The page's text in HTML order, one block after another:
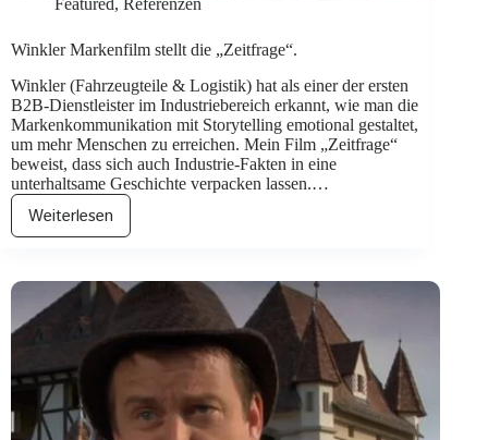
Featured, Referenzen
Winkler Markenfilm stellt die „Zeitfrage“.
Winkler (Fahrzeugteile & Logistik) hat als einer der ersten
B2B-Dienstleister im Industriebereich erkannt, wie man die
Markenkommunikation mit Storytelling emotional gestaltet,
um mehr Menschen zu erreichen. Mein Film „Zeitfrage“
beweist, dass sich auch Industrie-Fakten in eine
unterhaltsame Geschichte verpacken lassen.…
Weiterlesen
Winkler
die
„Zeitfrage“.